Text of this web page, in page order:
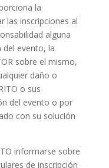
la
las inscripciones al
alguna
del evento, la
sobre el mismo,
daño o
o sus
del evento o por
con su solución
informarse sobre
de inscripción